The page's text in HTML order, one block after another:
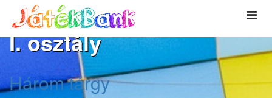
I. osztály
Három tárgy